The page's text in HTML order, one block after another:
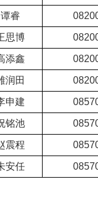
谭睿
思博
添鑫
润田
申建
铭池
震程
安任